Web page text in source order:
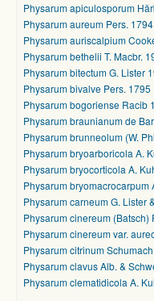
Physarum apiculosporum
Physarum aureum Pers. 1794
Physarum auriscalpium
Physarum bethelii T. Macbr.
Physarum bitectum G. Lister
Physarum bivalve Pers. 1795
Physarum bogoriense Racib
Physarum braunianum de
Physarum brunneolum (W.
Physarum bryoarboricola A.
Physarum bryocorticola A.
Physarum bryomacrocarpum
Physarum carneum G. Lister
Physarum cinereum (Batsch)
Physarum cinereum var.
Physarum citrinum
Physarum clavus Alb. &
Physarum clematidicola A.